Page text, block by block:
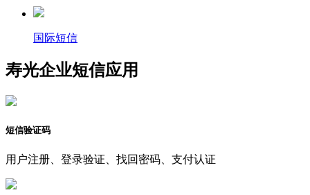
国际短信
寿光企业短信应用
短信验证码
用户注册、登录验证、找回密码、支付认证